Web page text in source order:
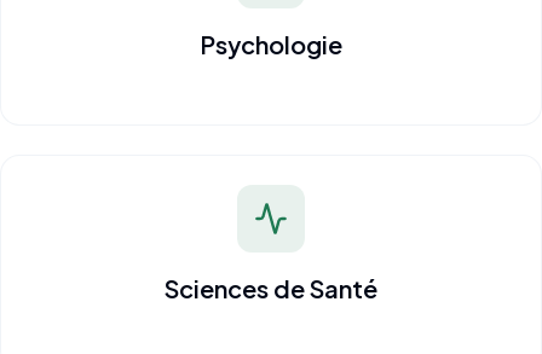
Psychologie
Sciences de Santé